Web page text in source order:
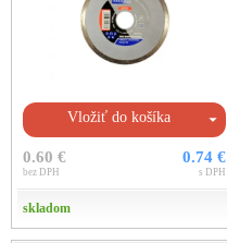
Vložiť do košíka
0.60 €
bez DPH
0.74 €
s DPH
skladom